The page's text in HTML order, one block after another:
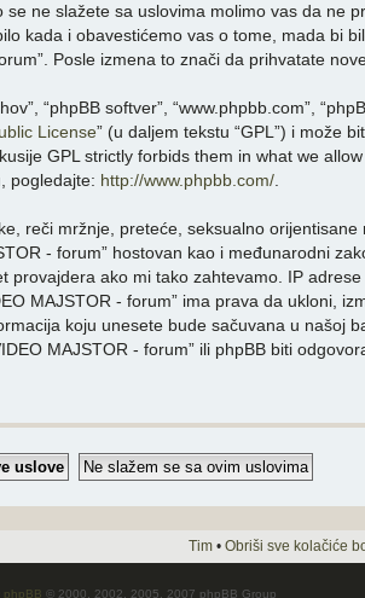
ne slažete sa uslovima molimo vas da ne
kada i obavestićemo vas o tome, mada bi
Posle izmena to znači da prihvatate
“phpBB softver”, “www.phpbb.com”,
License” (u daljem tekstu “GPL”) i može
GPL strictly forbids them in what we
pogledajte: http://www.phpbb.com/.
reči mržnje, preteće, seksualno
- forum” hostovan kao i međunarodni
ako mi tako zahtevamo. IP
MAJSTOR - forum” ima prava da ukloni,
koju unesete bude sačuvana u našoj
MAJSTOR - forum” ili phpBB biti
Tim • Obriši sve kolačiće
phpBB © 2000, 2002, 2005, 2007 phpBB Group